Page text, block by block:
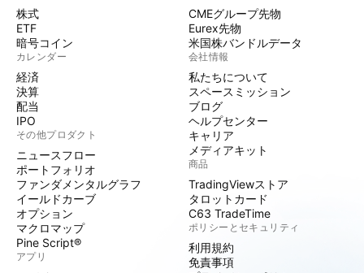
株式
ETF
暗号コイン
カレンダー
経済
決算
配当
IPO
その他プロダクト
ニュースフロー
ポートフォリオ
ファンダメンタルグラフ
イールドカーブ
オプション
マクロマップ
Pine Script®
アプリ
CMEグループ先物
Eurex先物
米国株バンドルデータ
会社情報
私たちについて
スペースミッション
ブログ
ヘルプセンター
キャリア
メディアキット
商品
TradingViewストア
タロットカード
C63 TradeTime
ポリシーとセキュリティ
利用規約
免責事項